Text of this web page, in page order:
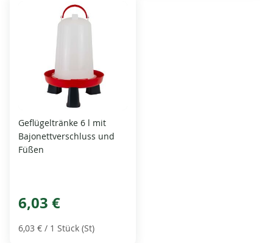
Geflügeltränke 6 l mit
Bajonettverschluss und
Füßen
6,03 €
6,03 € / 1 Stück (St)